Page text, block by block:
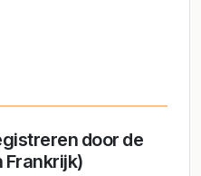
door de
Frankrijk)